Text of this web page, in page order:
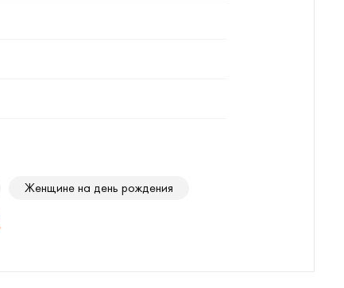
Женщине на день рождения